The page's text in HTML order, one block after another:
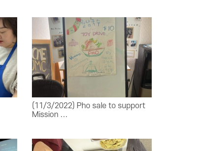
(11/3/2022) Pho sale to support
Mission ...